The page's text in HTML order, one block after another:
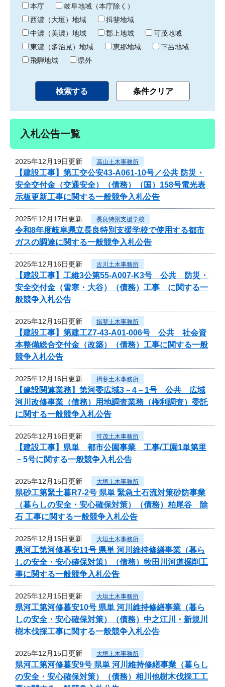
わ
り
本庁
岐阜地域（本庁除く）
西濃（大垣）地域
揖斐地域
中濃（美濃）地域
郡上地域
可茂地域
東濃（多治見）地域
恵那地域
下呂地域
飛騨地域
県外
入札公告一覧
2025年12月19日更新 高山土木事務所
【建設工事】第工交公安43-A061-10号／公共 防災・
安全交付金（交通安全）（債務）（国）158号電光表
示板更新工事に関する一般競争入札公告
2025年12月17日更新 長良特別支援学校
令和8年度岐阜県立長良特別支援学校で使用する都市
ガスの調達に関する一般競争入札公告
2025年12月16日更新 古川土木事務所
【建設工事】工維3公第55-A007-K3号 公共 防災・
安全交付金（雪寒・大谷）（債務）工事 に関する一
般競争入札公告
2025年12月16日更新 揖斐土木事務所
【建設工事】第建工Z7-43-A01-006号 公共 社会資
本整備総合交付金（改築）（債務）工事に関する一般
競争入札公告
2025年12月16日更新 揖斐土木事務所
【建設関連業務】第河委広域3－4－1号 公共 広域
河川改修事業（債務）用地調査業務（権利調査）委託
に関する一般競争入札公告
2025年12月16日更新 可茂土木事務所
【建設工事】県単 都市公園事業 工事/工園1単第里
－5号に関する一般競争入札公告
2025年12月15日更新 大垣土木事務所
県砂工第緊土暮R7-2号 県単 緊急土石流対策砂防事業
（暮らしの安全・安心確保対策）（債務）柏尾谷 除
石 工事に関する一般競争入札公告
2025年12月15日更新 大垣土木事務所
県河工第河修暮安11号 県単 河川維持修繕事業（暮ら
しの安全・安心確保対策）（債務）牧田川河道掘削工
事に関する一般競争入札公告
2025年12月15日更新 大垣土木事務所
県河工第河修暮安10号 県単 河川維持修繕事業（暮ら
しの安全・安心確保対策）（債務）中之江川・新規川
樹木伐採工事に関する一般競争入札公告
2025年12月15日更新 大垣土木事務所
県河工第河修暮安9号 県単 河川維持修繕事業（暮らし
の安全・安心確保対策）（債務）相川他樹木伐採工工